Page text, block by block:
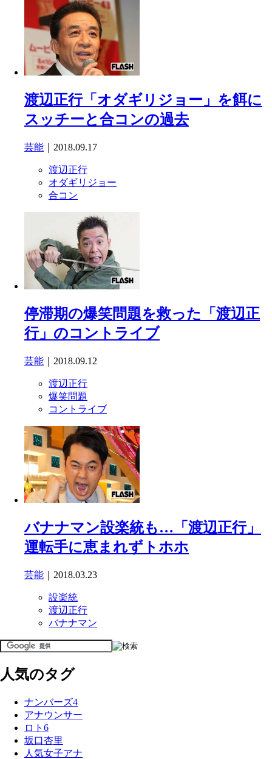
渡辺正行「オダギリジョー」を餌に
スッチーと合コンの過去
芸能 ｜2018.09.17
渡辺正行
オダギリジョー
合コン
停滞期の爆笑問題を救った「渡辺正
行」のコントライブ
芸能 ｜2018.09.12
渡辺正行
爆笑問題
コントライブ
バナナマン設楽統も…「渡辺正行」
運転手に恵まれずトホホ
芸能 ｜2018.03.23
設楽統
渡辺正行
バナナマン
人気のタグ
ナンバーズ4
アナウンサー
ロト6
坂口杏里
人気女子アナ